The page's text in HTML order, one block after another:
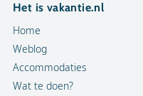
Het is vakantie.nl
Home
Weblog
Accommodaties
Wat te doen?